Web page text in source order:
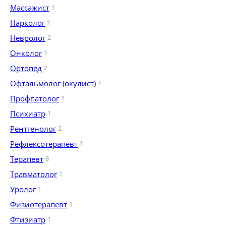
Массажист 1
Нарколог 1
Невролог 2
Онколог 1
Ортопед 2
Офтальмолог (окулист) 1
Профпатолог 1
Психиатр 1
Рентгенолог 2
Рефлексотерапевт 1
Терапевт 8
Травматолог 1
Уролог 1
Физиотерапевт 1
Фтизиатр 1